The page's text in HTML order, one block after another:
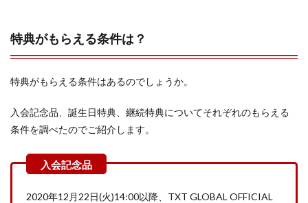
特典がもらえる条件は？
特典がもらえる条件はあるのでしょうか。
入会記念品、誕生日特典、継続特典についてそれぞれのもらえる
条件を調べたのでご紹介します。
2020年12月22日(火)14:00以降、TXT GLOBAL OFFICIAL